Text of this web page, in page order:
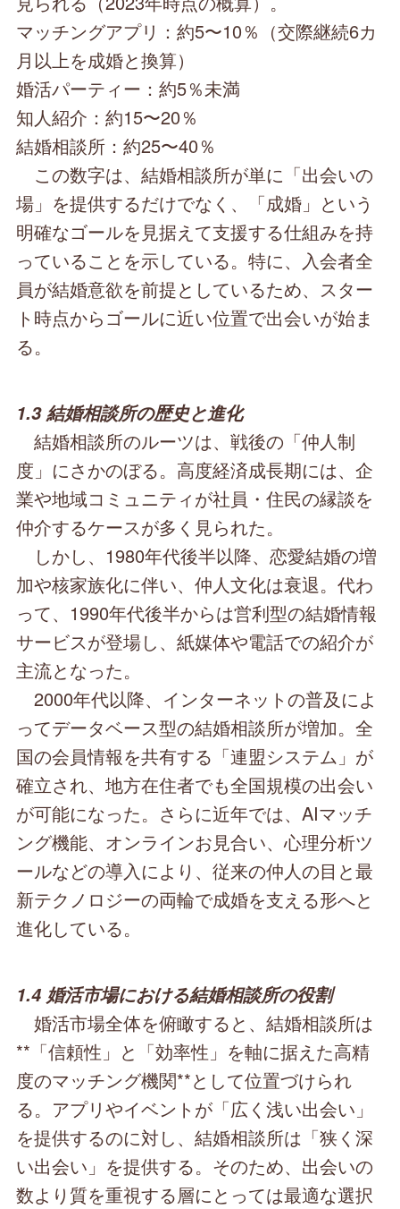
マッチングアプリ：約5〜10％（交際継続6カ
月以上を成婚と換算）
婚活パーティー：約5％未満
知人紹介：約15〜20％
結婚相談所：約25〜40％
この数字は、結婚相談所が単に「出会いの
場」を提供するだけでなく、「成婚」という
明確なゴールを見据えて支援する仕組みを持
っていることを示している。特に、入会者全
員が結婚意欲を前提としているため、スター
ト時点からゴールに近い位置で出会いが始ま
る。
1.3 結婚相談所の歴史と進化
結婚相談所のルーツは、戦後の「仲人制
度」にさかのぼる。高度経済成長期には、企
業や地域コミュニティが社員・住民の縁談を
仲介するケースが多く見られた。
しかし、1980年代後半以降、恋愛結婚の増
加や核家族化に伴い、仲人文化は衰退。代わ
って、1990年代後半からは営利型の結婚情報
サービスが登場し、紙媒体や電話での紹介が
主流となった。
2000年代以降、インターネットの普及によ
ってデータベース型の結婚相談所が増加。全
国の会員情報を共有する「連盟システム」が
確立され、地方在住者でも全国規模の出会い
が可能になった。さらに近年では、AIマッチ
ング機能、オンラインお見合い、心理分析ツ
ールなどの導入により、従来の仲人の目と最
新テクノロジーの両輪で成婚を支える形へと
進化している。
1.4 婚活市場における結婚相談所の役割
婚活市場全体を俯瞰すると、結婚相談所は
**「信頼性」と「効率性」を軸に据えた高精
度のマッチング機関**として位置づけられ
る。アプリやイベントが「広く浅い出会い」
を提供するのに対し、結婚相談所は「狭く深
い出会い」を提供する。そのため、出会いの
数より質を重視する層にとっては最適な選択